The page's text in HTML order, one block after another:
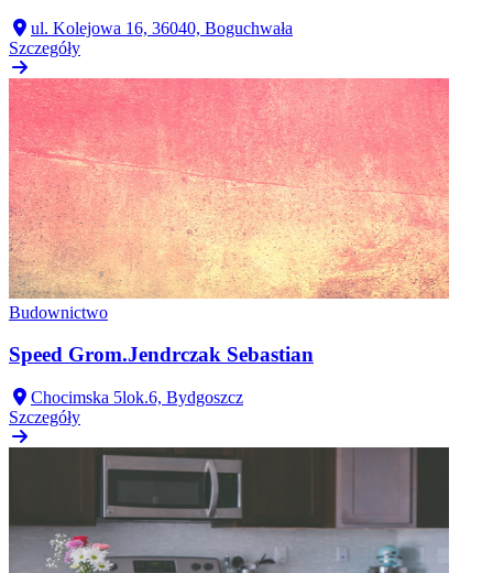
ul. Kolejowa 16, 36040, Boguchwała
Szczegóły
Budownictwo
Speed Grom.Jendrczak Sebastian
Chocimska 5lok.6, Bydgoszcz
Szczegóły